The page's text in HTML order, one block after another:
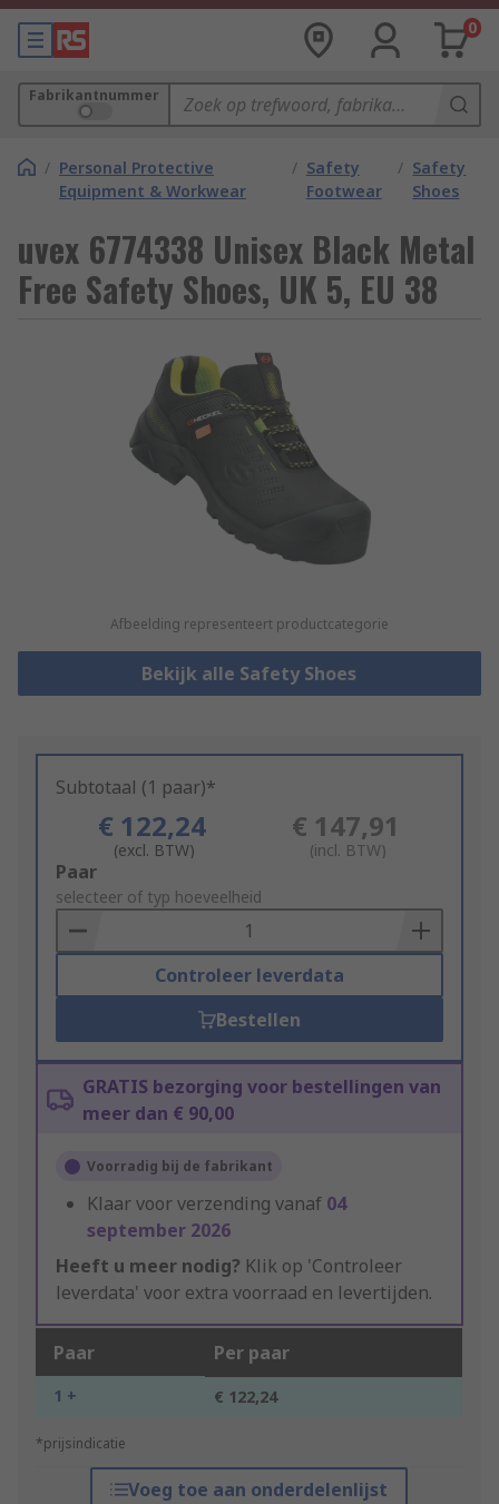
0
Fabrikantnummer
/ Personal Protective
Equipment & Workwear
/ Safety
Footwear
/ Safety
Shoes
uvex 6774338 Unisex Black Metal
Free Safety Shoes, UK 5, EU 38
Afbeelding representeert productcategorie
Bekijk alle Safety Shoes
Subtotaal (1 paar)*
€ 122,24
(excl. BTW)
€ 147,91
(incl. BTW)
Add
to
Basket
Paar
selecteer of typ hoeveelheid
Controleer leverdata
Bestellen
GRATIS bezorging voor bestellingen van
meer dan € 90,00
Voorradig bij de fabrikant
Klaar voor verzending vanaf 04
september 2026
Heeft u meer nodig? Klik op 'Controleer
leverdata' voor extra voorraad en levertijden.
Paar Per paar
1 + € 122,24
*prijsindicatie
Voeg toe aan onderdelenlijst